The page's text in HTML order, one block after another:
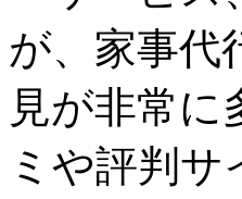
が、家事代
見が非常
ミや評判